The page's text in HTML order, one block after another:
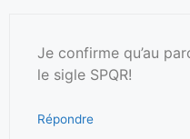
Je confirme qu’au
le sigle SPQR!
Répondre